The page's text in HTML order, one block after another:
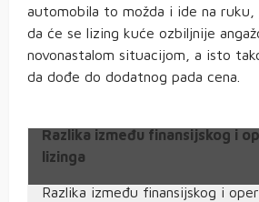
automobila to možda i ide na
da će se lizing kuće ozbiljnije
novonastalom situacijom, a isto
da dođe do dodatnog pada cena.
Razlika između finansijskog i
lizinga
Razlika između finansijskog i